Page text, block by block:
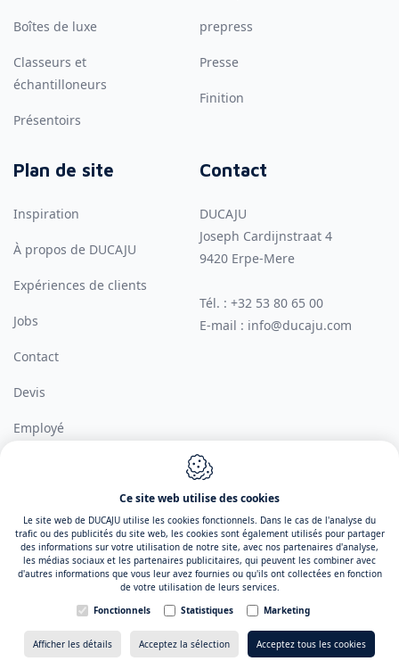
Boîtes de luxe
Classeurs et
échantilloneurs
Présentoirs
prepress
Presse
Finition
Plan de site
Inspiration
À propos de DUCAJU
Expériences de clients
Jobs
Contact
Devis
Employé
Contact
DUCAJU
Joseph Cardijnstraat 4
9420 Erpe-Mere
Tél. : +32 53 80 65 00
E-mail : info@ducaju.com
Conception du site web par IDcreation 2026
Cookie policy
Politique de confidentialité
Conditions generales de
vente
Sitemap
Devis →
Ce site web utilise des cookies
Le site web de DUCAJU utilise les cookies fonctionnels. Dans le cas de l'analyse du
trafic ou des publicités du site web, les cookies sont également utilisés pour partager
des informations sur votre utilisation de notre site, avec nos partenaires d'analyse,
les médias sociaux et les partenaires publicitaires, qui peuvent les combiner avec
d'autres informations que vous leur avez fournies ou qu'ils ont collectées en fonction
de votre utilisation de leurs services.
Fonctionnels
Statistiques Marketing
Afficher les détails Acceptez la sélection Acceptez tous les cookies